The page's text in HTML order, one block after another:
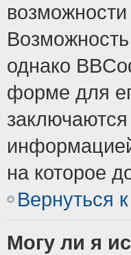
однако
форме для
на которое
Вернуться
Могу ли я